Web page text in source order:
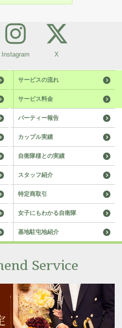
Instagram X
サービスの流れ
サービス料金
パーティー報告
カップル実績
自衛隊様との実績
スタッフ紹介
特定商取引
女子にもわかる自衛隊
基地駐屯地紹介
Service